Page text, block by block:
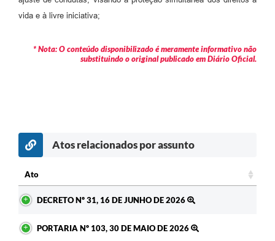
Telefones Úteis
Enquete
vida e à livre iniciativa;
* Nota: O conteúdo disponibilizado é meramente informativo não
substituindo o original publicado em Diário Oficial.
Atos relacionados por assunto
Ato
DECRETO Nº 31, 16 DE JUNHO DE 2026
PORTARIA Nº 103, 30 DE MAIO DE 2026